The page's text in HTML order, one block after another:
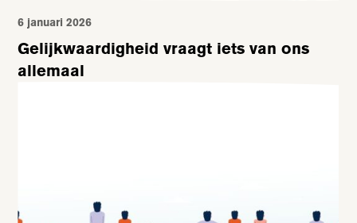
6 januari 2026
Gelijkwaardigheid vraagt iets van ons
allemaal